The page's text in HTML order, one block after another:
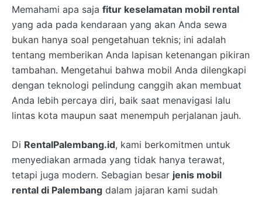
Memahami apa saja fitur keselamatan mobil rental
yang ada pada kendaraan yang akan Anda sewa
bukan hanya soal pengetahuan teknis; ini adalah
tentang memberikan Anda lapisan ketenangan pikiran
tambahan. Mengetahui bahwa mobil Anda dilengkapi
dengan teknologi pelindung canggih akan membuat
Anda lebih percaya diri, baik saat menavigasi lalu
lintas kota maupun saat menempuh perjalanan jauh.
Di RentalPalembang.id, kami berkomitmen untuk
menyediakan armada yang tidak hanya terawat,
tetapi juga modern. Sebagian besar jenis mobil
rental di Palembang dalam jajaran kami sudah